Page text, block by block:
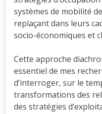
systèmes de mobilité
replaçant dans leurs
socio-économiques et
Cette approche
essentiel de mes
d’interroger, sur le
transformations des
des stratégies